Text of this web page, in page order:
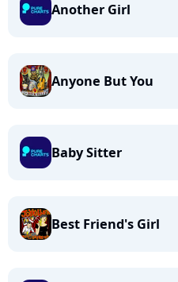
Another Girl
Anyone But You
Baby Sitter
Best Friend's Girl